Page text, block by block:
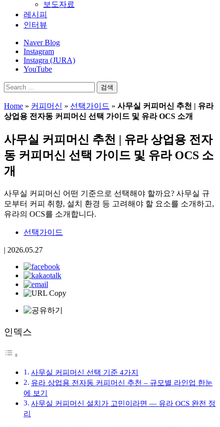
보도자료
레시피
인터뷰
Naver Blog
Instagram
Instagra (JURA)
YouTube
검
Home » 커피머신 » 선택가이드 » 사무실 커피머신 추천 | 유라
상업용 전자동 커피머신 선택 가이드 및 유라 OCS 소개
사무실 커피머신 추천 | 유라 상업용 전자
동 커피머신 선택 가이드 및 유라 OCS 소
개
사무실 커피머신 어떤 기준으로 선택해야 할까요? 사무실 규
모부터 커피 취향, 설치 환경 등 고려해야 할 요소를 소개하고,
유라의 OCS를 소개합니다.
선택가이드
| 2026.05.27
인덱스
사무실 커피머신 선택 기준 4가지
유라 상업용 전자동 커피머신 추천 – 규모별 라인업 한눈
에 보기
사무실 커피머신 설치가 고민이라면 — 유라 OCS 완전 정
리